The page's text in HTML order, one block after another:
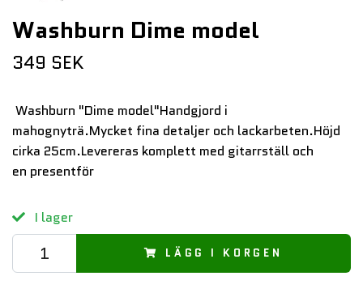
Washburn Dime model
349 SEK
Washburn "Dime model"Handgjord i
mahognyträ.Mycket fina detaljer och lackarbeten.Höjd
cirka 25cm.Levereras komplett med gitarrställ och
en presentför
I lager
LÄGG I KORGEN